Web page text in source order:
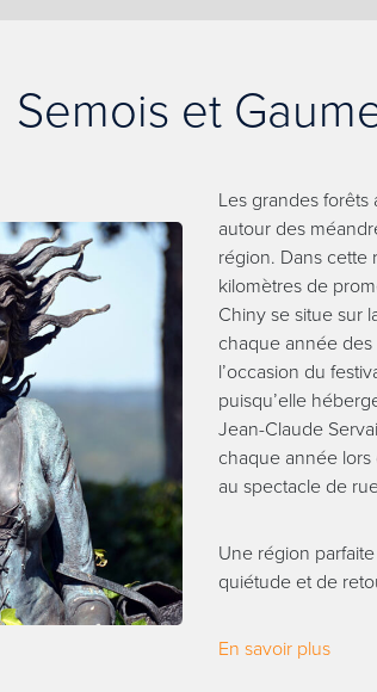
Semois et
Les grandes
autour des
région. Dans
kilomètres de
Chiny se situe sur
chaque année
l’occasion du
puisqu’elle
Jean-Claude
chaque année lors
au spectacle de
Une région
quiétude et de
En savoir plus